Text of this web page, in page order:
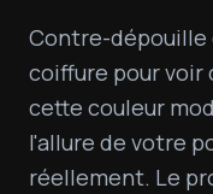
Contre-dépouille
coiffure pour voir
cette couleur
l'allure de votre
réellement. Le